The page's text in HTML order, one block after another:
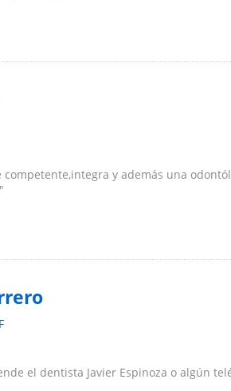
y además una
el dentista Javier Espinoza o algún